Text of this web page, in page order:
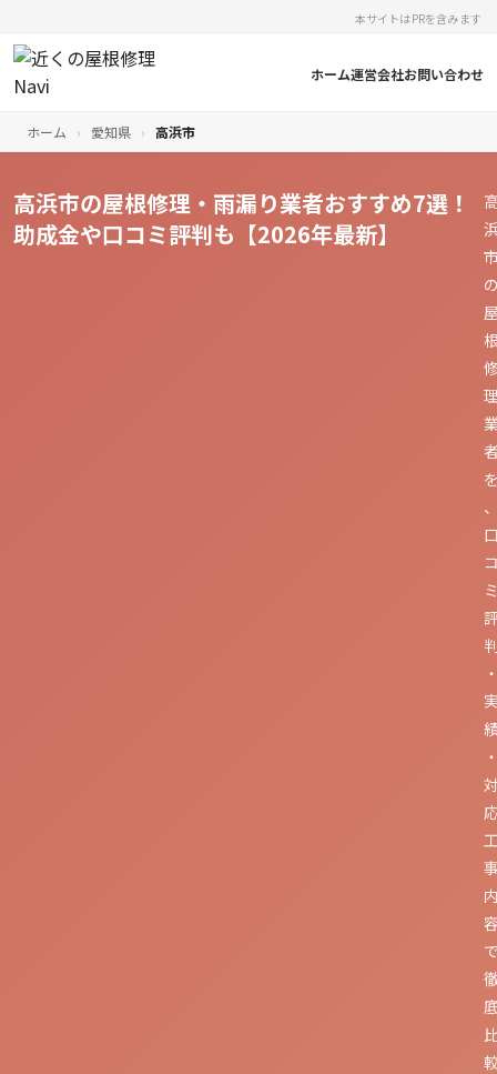
本サイトはPRを含みます
ホーム運営会社お問い合わせ
ホーム › 愛知県 › 高浜市
高浜市の屋根修理・雨漏り業者おすすめ7選！
助成金や口コミ評判も【2026年最新】